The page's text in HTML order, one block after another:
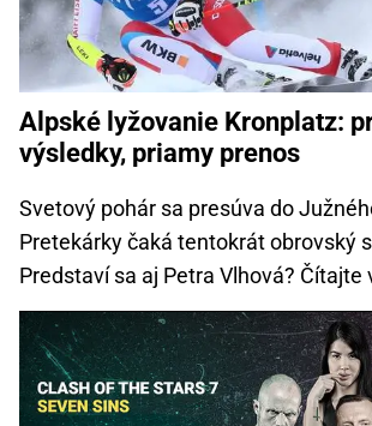
Alpské lyžovanie Kronplatz:
výsledky, priamy prenos
Svetový pohár sa presúva do
Pretekárky čaká tentokrát obrovský
Predstaví sa aj Petra Vlhová? Čítajte